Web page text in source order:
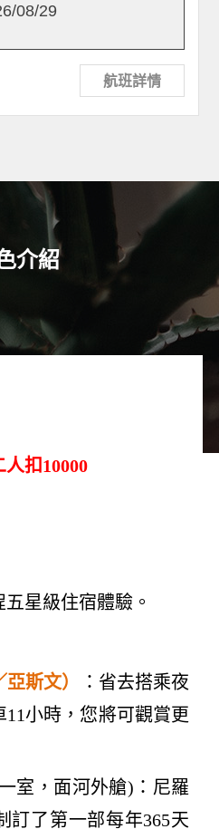
08/29
航班詳情
介紹
扣10000
星級住宿體驗。
亞斯文） ： 省去搭乘夜
小時，您將可觀賞更
室，面河外艙) ：尼羅
訂了第一部每年365天